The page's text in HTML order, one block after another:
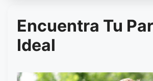
Encuentra Tu
Ideal